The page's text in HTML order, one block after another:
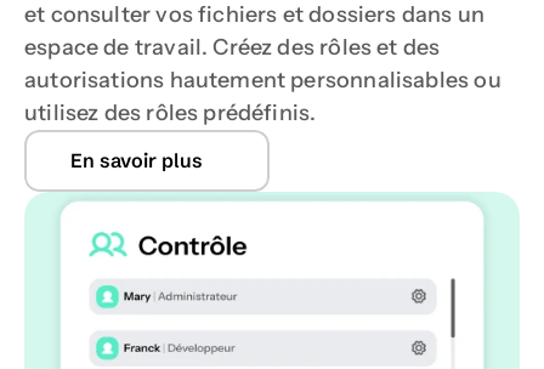
et consulter vos fichiers et dossiers dans un
espace de travail. Créez des rôles et des
autorisations hautement personnalisables ou
utilisez des rôles prédéfinis.
En savoir plus